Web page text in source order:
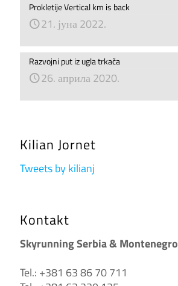
Prokletije Vertical km is back
21. јуна 2022.
Razvojni put iz ugla trkača
26. априла 2020.
Kilian Jornet
Tweets by kilianj
Kontakt
Skyrunning Serbia & Montenegro
Tel.: +381 63 86 70 711